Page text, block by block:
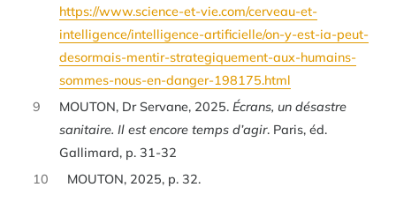
https://www.science-et-vie.com/cerveau-et-
intelligence/intelligence-artificielle/on-y-est-ia-peut-
desormais-mentir-strategiquement-aux-humains-
sommes-nous-en-danger-198175.html
9
MOUTON, Dr Servane, 2025.Écrans, un désastre
sanitaire. Il est encore temps d’agir. Paris, éd.
Gallimard, p. 31-32
10
MOUTON, 2025, p. 32.